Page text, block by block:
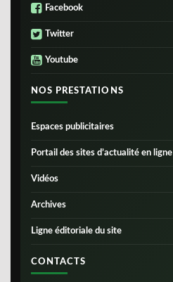
Facebook
Twitter
Youtube
NOS PRESTATIONS
Espaces publicitaires
Portail des sites d’actualité en ligne
Vidéos
Archives
Ligne éditoriale du site
CONTACTS